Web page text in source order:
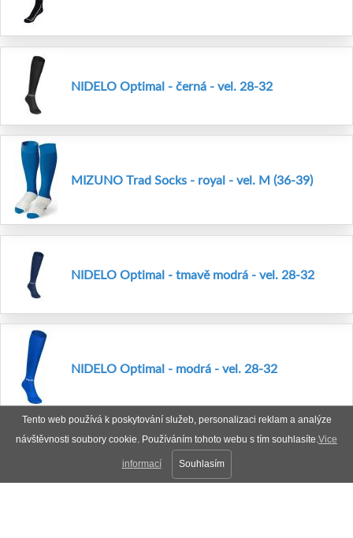
Tento web používá k poskytování služeb, personalizaci reklam a analýze
návštěvnosti soubory cookie. Používáním tohoto webu s tím souhlasíte.Vice
informací Souhlasím
NIDELO Optimal - černá - vel. 28-32
MIZUNO Trad Socks - royal - vel. M (36-39)
NIDELO Optimal - tmavě modrá - vel. 28-32
NIDELO Optimal - modrá - vel. 28-32